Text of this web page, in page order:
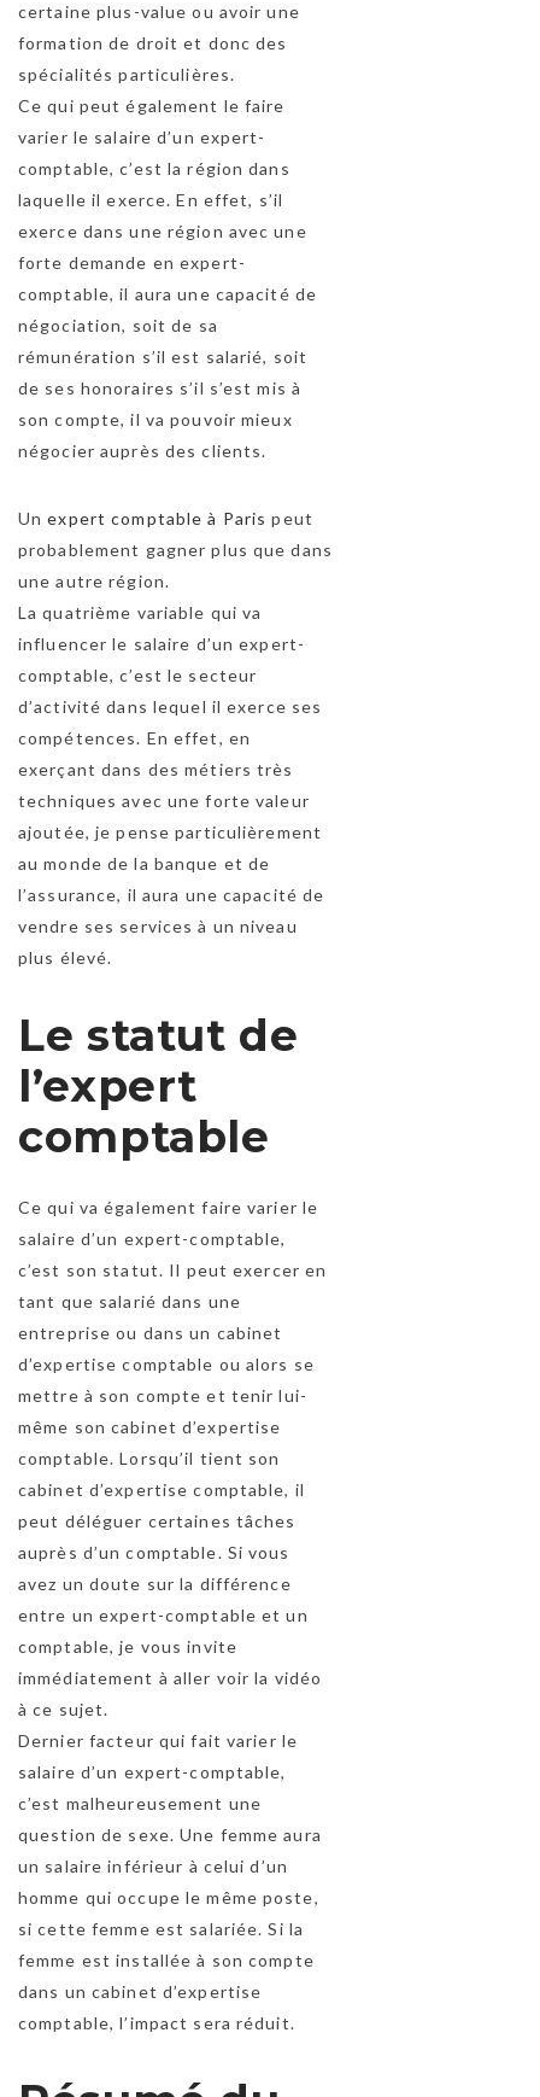
certaine plus-value ou avoir une
formation de droit et donc des
spécialités particulières.
Ce qui peut également le faire
varier le salaire d’un expert-
comptable, c’est la région dans
laquelle il exerce. En effet, s’il
exerce dans une région avec une
forte demande en expert-
comptable, il aura une capacité de
négociation, soit de sa
rémunération s’il est salarié, soit
de ses honoraires s’il s’est mis à
son compte, il va pouvoir mieux
négocier auprès des clients.
Unexpert comptable à Paris peut
probablement gagner plus que dans
une autre région.
La quatrième variable qui va
influencer le salaire d’un expert-
comptable, c’est le secteur
d’activité dans lequel il exerce ses
compétences. En effet, en
exerçant dans des métiers très
techniques avec une forte valeur
ajoutée, je pense particulièrement
au monde de la banque et de
l’assurance, il aura une capacité de
vendre ses services à un niveau
plus élevé.
Le statut de
l’expert
comptable
Ce qui va également faire varier le
salaire d’un expert-comptable,
c’est son statut. Il peut exercer en
tant que salarié dans une
entreprise ou dans un cabinet
d’expertise comptable ou alors se
mettre à son compte et tenir lui-
même son cabinet d’expertise
comptable. Lorsqu’il tient son
cabinet d’expertise comptable, il
peut déléguer certaines tâches
auprès d’un comptable. Si vous
avez un doute sur la différence
entre un expert-comptable et un
comptable, je vous invite
immédiatement à aller voir la vidéo
à ce sujet.
Dernier facteur qui fait varier le
salaire d’un expert-comptable,
c’est malheureusement une
question de sexe. Une femme aura
un salaire inférieur à celui d’un
homme qui occupe le même poste,
si cette femme est salariée. Si la
femme est installée à son compte
dans un cabinet d’expertise
comptable, l’impact sera réduit.
TEST 1
TEST1